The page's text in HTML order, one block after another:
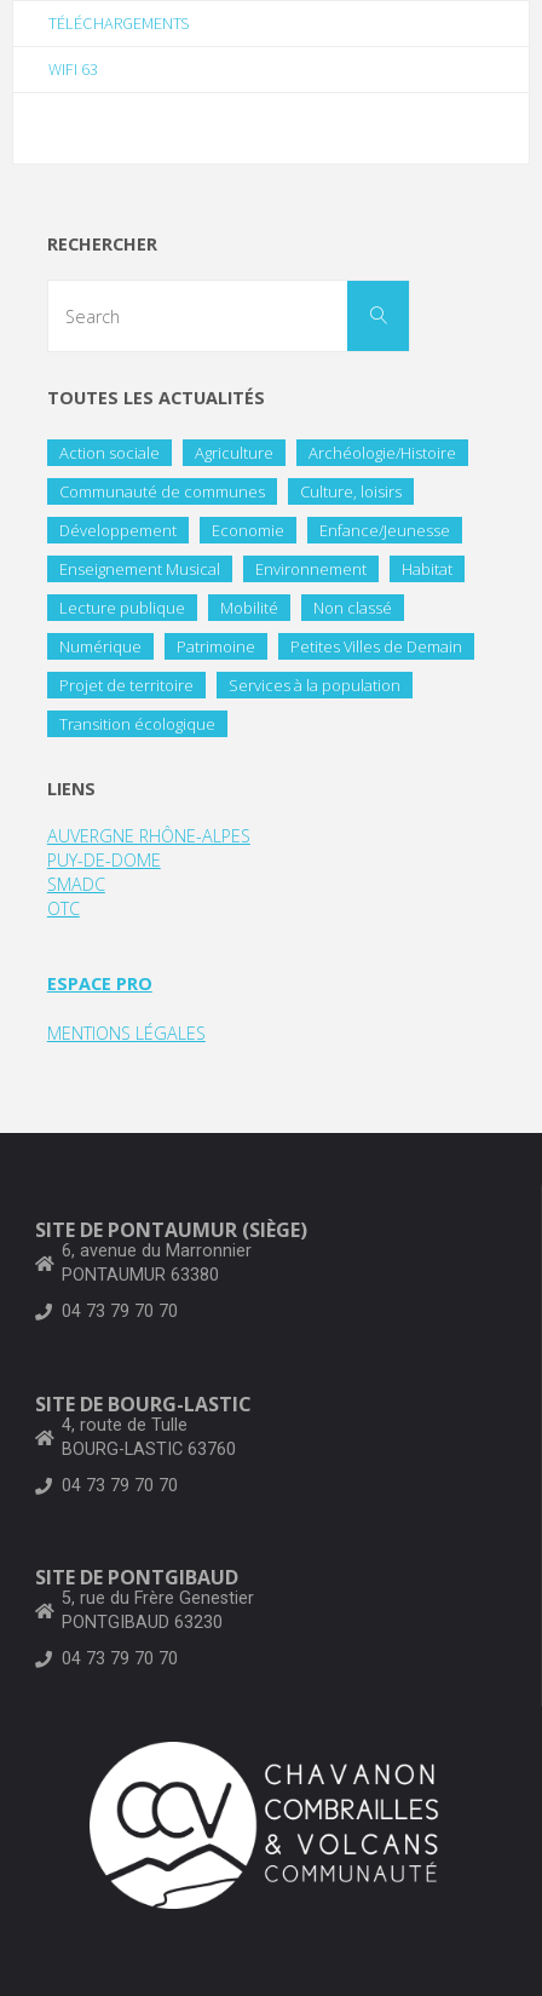
TÉLÉCHARGEMENTS
WIFI 63
RECHERCHER
TOUTES LES ACTUALITÉS
Action sociale Agriculture
Archéologie/Histoire
Communauté de communes
Culture, loisirs
Développement
Economie
Enfance/Jeunesse
Enseignement Musical
Environnement
Habitat
Lecture publique
Mobilité
Non classé
Numérique
Patrimoine
Petites Villes de Demain
Projet de territoire
Services à la population
Transition écologique
LIENS
AUVERGNE RHÔNE-ALPES
PUY-DE-DOME
SMADC
OTC
ESPACE PRO
MENTIONS LÉGALES
SITE DE PONTAUMUR (SIÈGE)
6, avenue du Marronnier
PONTAUMUR 63380
04 73 79 70 70
SITE DE BOURG-LASTIC
4, route de Tulle
BOURG-LASTIC 63760
04 73 79 70 70
SITE DE PONTGIBAUD
5, rue du Frère Genestier
PONTGIBAUD 63230
04 73 79 70 70